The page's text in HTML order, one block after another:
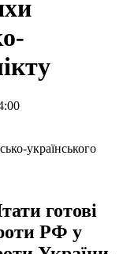
готові
РФ у